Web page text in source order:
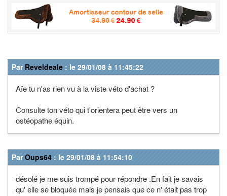
Par ReveIdeale : le 29/01/08 à 11:45:22
Aïe tu n'as rien vu à la viste véto d'achat ?
Consulte ton véto qui t'orientera peut être vers un
ostéopathe équin.
ParOups64 : le 29/01/08 à 11:54:10
désolé je me suis trompé pour répondre .En fait je savais
qu' elle se bloquée mais je pensais que ce n' était pas trop